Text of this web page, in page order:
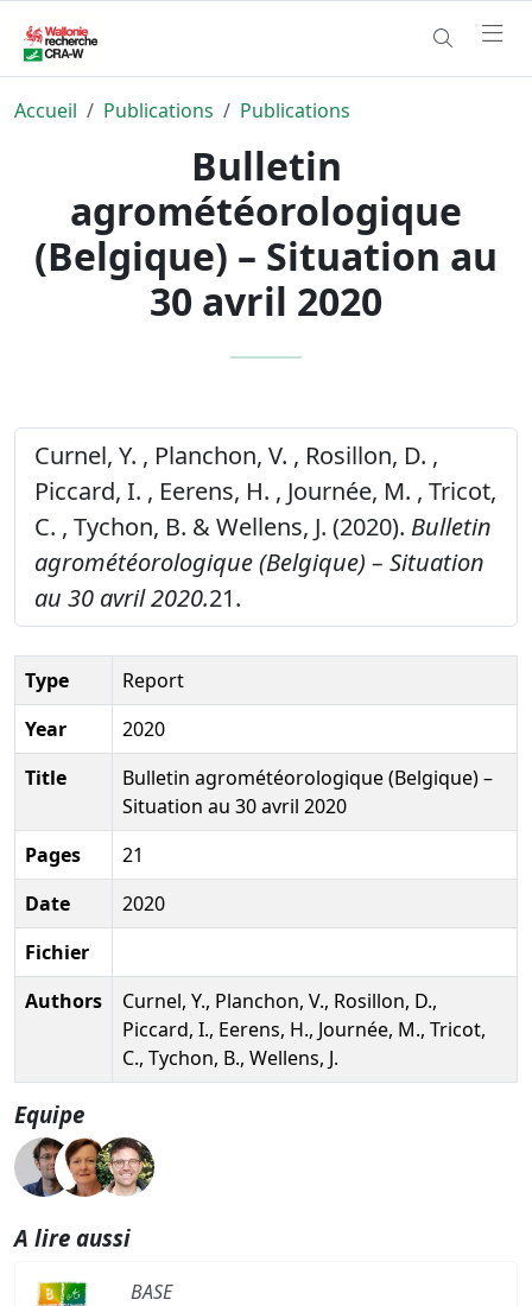
Accueil Publications Publications
Bulletin
agrométéorologique
(Belgique) – Situation au
30 avril 2020
Curnel, Y. , Planchon, V. , Rosillon, D. ,
Piccard, I. , Eerens, H. , Journée, M. , Tricot,
C. , Tychon, B. & Wellens, J. (2020). Bulletin
agrométéorologique (Belgique) – Situation
au 30 avril 2020.21.
Type
Report
Year
2020
Title
Bulletin agrométéorologique (Belgique) –
Situation au 30 avril 2020
Pages
21
Date
2020
Fichier
Authors
Curnel, Y., Planchon, V., Rosillon, D.,
Piccard, I., Eerens, H., Journée, M., Tricot,
C., Tychon, B., Wellens, J.
Equipe
A lire aussi
BASE